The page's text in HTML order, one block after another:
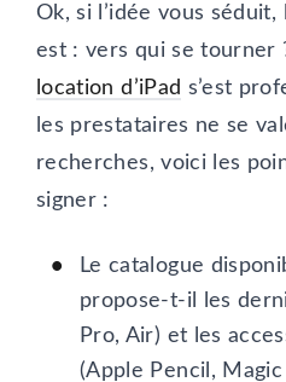
Ok, si l’idée vous
est : vers qui se tourner
location d’iPad s’est
les prestataires ne se
recherches, voici les
signer :
Le catalogue
propose-t-il les
Pro, Air) et les
(Apple Pencil,